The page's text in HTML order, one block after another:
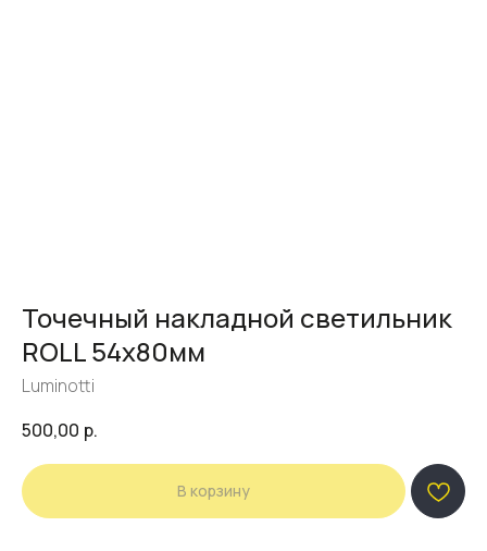
Точечный накладной светильник
ROLL 54x80мм
Luminotti
500,00 р.
В корзину